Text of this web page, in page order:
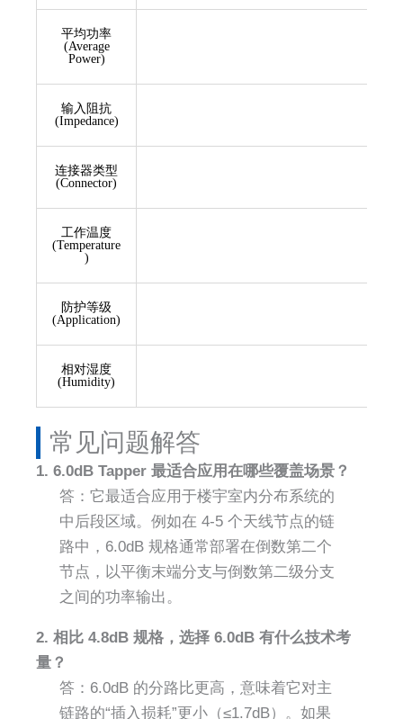
平均功率
(Average
Power)
输入阻抗
(Impedance)
连接器类型
(Connector)
工作温度
(Temperature
)
防护等级
(Application)
相对湿度
(Humidity)
常见问题解答​
1. 6.0dB Tapper 最适合应用在哪些覆盖场景？
答：它最适合应用于楼宇室内分布系统的
中后段区域。例如在 4-5 个天线节点的链
路中，6.0dB 规格通常部署在倒数第二个
节点，以平衡末端分支与倒数第二级分支
之间的功率输出。
2. 相比 4.8dB 规格，选择 6.0dB 有什么技术考
量？
答：6.0dB 的分路比更高，意味着它对主
链路的“插入损耗”更小（≤1.7dB）。如果